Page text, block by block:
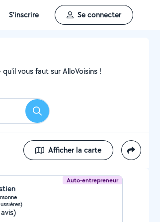
S'inscrire Se connecter
vous faut sur AlloVoisins !
Rechercher
Afficher la carte
Auto-entrepreneur